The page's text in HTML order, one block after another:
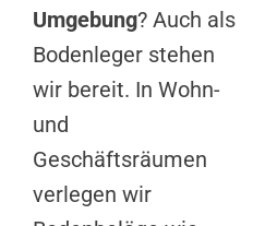
Umgebung? Auch als
Bodenleger stehen
wir bereit. In Wohn-
und
Geschäftsräumen
verlegen wir